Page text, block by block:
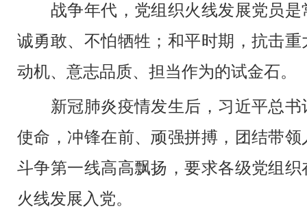
战争年代，党组织火线发展党员是
诚勇敢、不怕牺牲；和平时期，抗击
动机、意志品质、担当作为的试金石。
新冠肺炎疫情发生后，习近平总书
使命，冲锋在前、顽强拼搏，团结带
斗争第一线高高飘扬，要求各级党组
火线发展入党。